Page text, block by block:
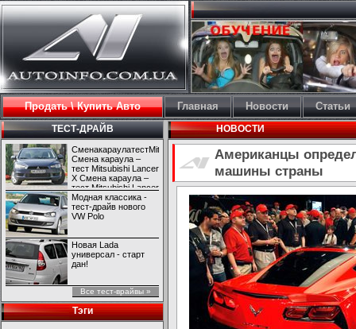
Продать \ Купить Авто Главная Новости Статьи
ТЕСТ-ДРАЙВ
СменакараулатестMitsubishiLancerX
Смена караула –
тест Mitsubishi Lancer
X Смена караула –
тест Mitsubishi Lancer
X
Модная классика -
тест-драйв нового
VW Polo
Новая Lada
универсал - старт
дан!
Все тест-врайвы »
Тэги
НОВОСТИ
Американцы
машины страны